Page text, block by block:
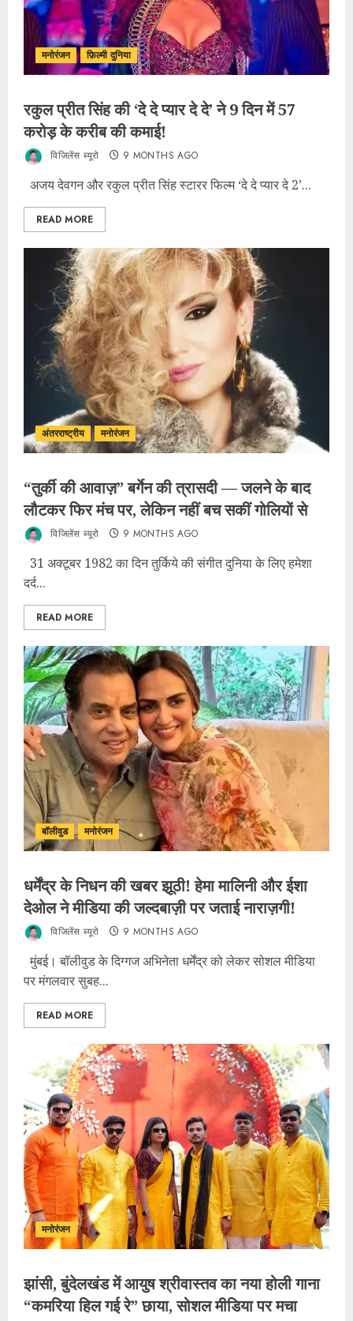
मनोरंजन फ़िल्मी दुनिया
रकुल प्रीत सिंह की ‘दे दे प्यार दे दे’ ने 9 दिन में 57
करोड़ के करीब की कमाई!
विजिलेंस ब्यूरो 9 MONTHS AGO
अजय देवगन और रकुल प्रीत सिंह स्टारर फिल्म ‘दे दे प्यार दे 2’...
READ MORE
अंतरराष्ट्रीय मनोरंजन
“तुर्की की आवाज़” बर्गेन की त्रासदी — जलने के बाद
लौटकर फिर मंच पर, लेकिन नहीं बच सकीं गोलियों से
विजिलेंस ब्यूरो 9 MONTHS AGO
31 अक्टूबर 1982 का दिन तुर्किये की संगीत दुनिया के लिए हमेशा
दर्द...
READ MORE
बॉलीवुड मनोरंजन
धर्मेंद्र के निधन की खबर झूठी! हेमा मालिनी और ईशा
देओल ने मीडिया की जल्दबाज़ी पर जताई नाराज़गी!
विजिलेंस ब्यूरो 9 MONTHS AGO
मुंबई। बॉलीवुड के दिग्गज अभिनेता धर्मेंद्र को लेकर सोशल मीडिया
पर मंगलवार सुबह...
READ MORE
मनोरंजन
झांसी, बुंदेलखंड में आयुष श्रीवास्तव का नया होली गाना
“कमरिया हिल गई रे” छाया, सोशल मीडिया पर मचा